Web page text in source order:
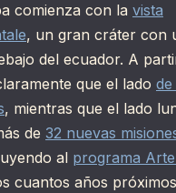
comienza con la vista
, un gran cráter con
del ecuador. A
que el lado de
, mientras que el lado
de 32 nuevas
al programa
cuantos años